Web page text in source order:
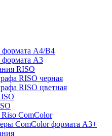
A4/B4
A3
RISO
RISO черная
RISO цветная
ComColor
ComColor формата А3+